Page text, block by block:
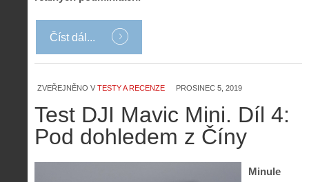
Číst dál...
ZVEŘEJNĚNO V TESTY A RECENZE PROSINEC 5, 2019
Test DJI Mavic Mini. Díl 4:
Pod dohledem z Číny
Minule